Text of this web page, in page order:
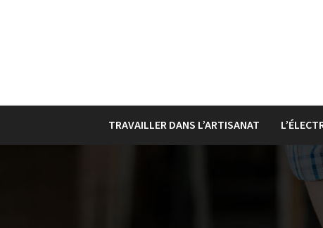
TRAVAILLER DANS L’ARTISANAT